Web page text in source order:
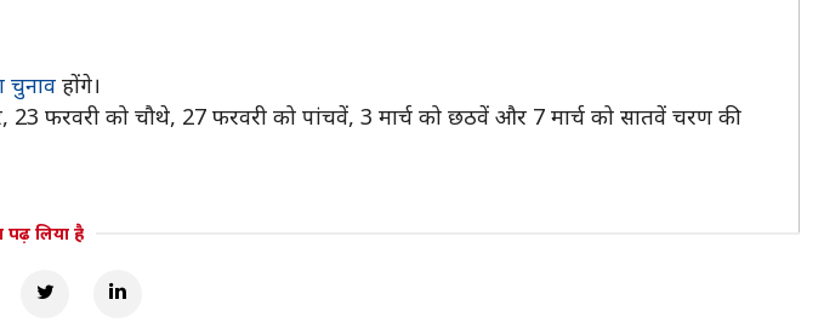
चुनाव होंगे।
फरवरी को चौथे, 27 फरवरी को पांचवें, 3 मार्च को छठवें और 7 मार्च को सातवें चरण की
लिया है